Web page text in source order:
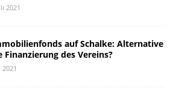
2021
auf Schalke: Alternative
Finanzierung des Vereins?
2021